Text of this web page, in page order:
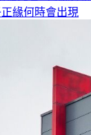
搶先看8月緣分
緣何時會出現